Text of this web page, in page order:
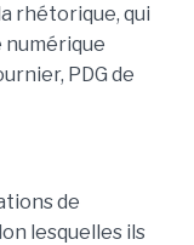
rhétorique, qui
PDG de
de
lesquelles ils